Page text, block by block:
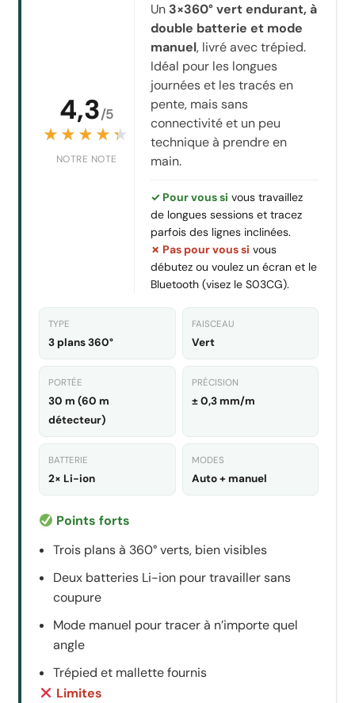
4,3/5
★★★★★
★★★★★
NOTRE NOTE
Un 3×360° vert endurant, à
double batterie et mode
manuel, livré avec trépied.
Idéal pour les longues
journées et les tracés en
pente, mais sans
connectivité et un peu
technique à prendre en
main.
✓ Pour vous si vous travaillez
de longues sessions et tracez
parfois des lignes inclinées.
✗ Pas pour vous si vous
débutez ou voulez un écran et le
Bluetooth (visez le S03CG).
TYPE
3 plans 360°
FAISCEAU
Vert
PORTÉE
30 m (60 m
détecteur)
PRÉCISION
± 0,3 mm/m
BATTERIE
2× Li-ion
MODES
Auto + manuel
Points forts
Trois plans à 360° verts, bien visibles
Deux batteries Li-ion pour travailler sans
coupure
Mode manuel pour tracer à n’importe quel
angle
Trépied et mallette fournis
Limites